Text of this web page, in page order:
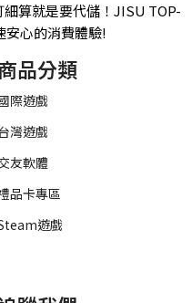
算就是要代儲！JISU TOP-
安心的消費體驗!
品分類
際遊戲
灣遊戲
友軟體
品卡專區
遊戲